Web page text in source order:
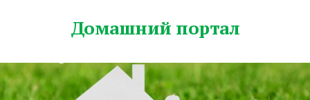
Домашний портал